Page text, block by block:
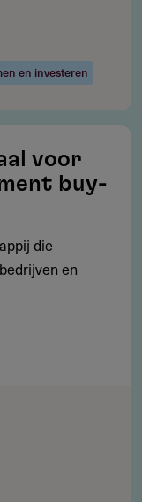
en investeren
voor
buy-
die
en